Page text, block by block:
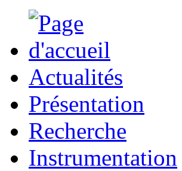
Actualités
Présentation
Recherche
Instrumentation